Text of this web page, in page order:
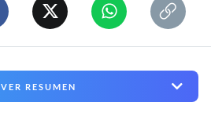
VER RESUMEN